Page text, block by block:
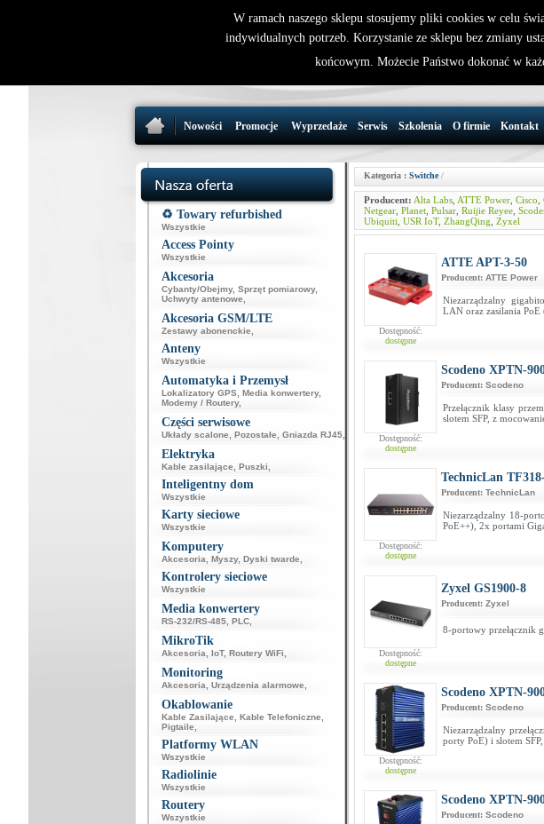
32 721 86 72
Nowości Promocje Wyprzedaże Serwis Szkolenia O firmie Kontakt
♻️ Towary refurbished
Wszystkie
Access Pointy
Wszystkie
Akcesoria
Cybanty/Obejmy, Sprzęt pomiarowy,
Uchwyty antenowe
Akcesoria GSM/LTE
Zestawy abonenckie
Anteny
Wszystkie
Automatyka i Przemysł
Lokalizatory GPS, Media konwertery,
Modemy / Routery,
Części serwisowe
Układy scalone Pozostałe Gniazda RJ45,
Elektryka
Kable zasilające Puszki
Inteligentny dom
Wszystkie
Karty sieciowe
Wszystkie
Komputery
Akcesoria Myszy, Dyski twarde
Kontrolery sieciowe
Wszystkie
Media konwertery
RS-232/RS-485, PLC,
MikroTik
Akcesoria IoT, Routery WiFi
Monitoring
Akcesoria Urządzenia alarmowe
Okablowanie
Kable Zasilające Kable Telefoniczne
Pigtaile
Platformy WLAN
Wszystkie
Radiolinie
Wszystkie
Routery
Wszystkie
Kategoria : Switche/
Producent: Alta Labs ATTE Power Cisco
Netgear Planet Pulsar Ruijie Reyee
Ubiquiti USR IoT, ZhangQing Zyxel
Dostępność:
dostępne
ATTE APT-3-50
Producent: ATTE Power
Niezarządzalny
LAN oraz zasilania
Dostępność:
dostępne
Scodeno XPTN-
Producent: Scodeno
Przełącznik klasy
slotem SFP, z
Dostępność:
dostępne
TechnicLan
Producent: TechnicLan
Niezarządzalny 18-
PoE++), 2x portami
Dostępność:
dostępne
Zyxel GS1900-8
Producent: Zyxel
8-portowy przełącznik
Dostępność:
dostępne
Scodeno XPTN-
Producent: Scodeno
Niezarządzalny
porty PoE) i slotem
Scodeno XPTN-
Producent: Scodeno
W ramach naszego sklepu stosujemy pliki cookies w celu
indywidualnych potrzeb. Korzystanie ze sklepu bez zmiany
końcowym. Możecie Państwo dokonać w